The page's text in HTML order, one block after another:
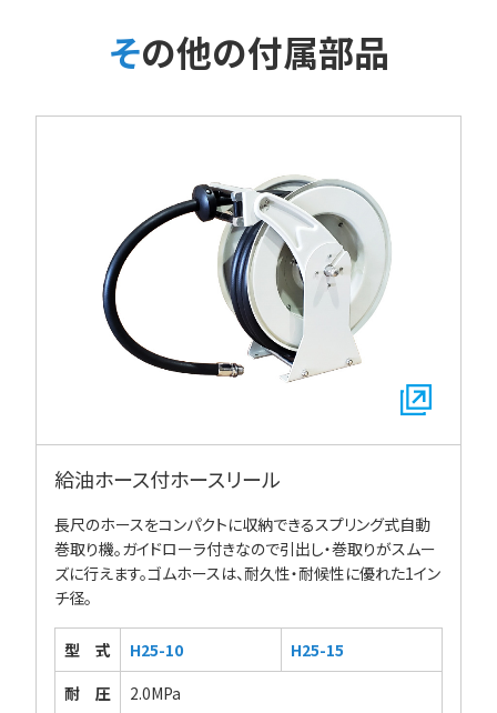
その他の付属部品
給油ホース付ホースリール
長尺のホースをコンパクトに収納できるスプリング式自動
巻取り機。ガイドローラ付きなので引出し・巻取りがスムー
ズに行えます。ゴムホースは、耐久性・耐候性に優れた1イン
チ径。
型式 H25-10
H25-15
耐圧
2.0MPa